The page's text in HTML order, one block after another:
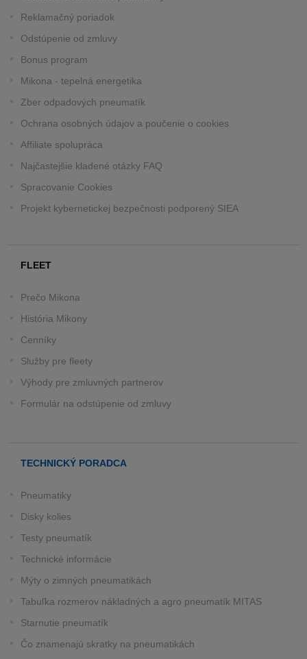
Reklamačný poriadok
Odstúpenie od zmluvy
Bonus program
Mikona - tepelná energetika
Zber odpadových pneumatík
Ochrana osobných údajov a poučenie o cookies
Affiliate spolupráca
Najčastejšie kladené otázky FAQ
Spracovanie Cookies
Projekt kybernetickej bezpečnosti podporený SIEA
FLEET
Prečo Mikona
História Mikony
Cenníky
Služby pre fleety
Výhody pre zmluvných partnerov
Formulár na odstúpenie od zmluvy
TECHNICKÝ PORADCA
Pneumatiky
Disky kolies
Testy pneumatík
Technické informácie
Mýty o zimných pneumatikách
Tabuľka rozmerov nákladných a agro pneumatík MITAS
Starnutie pneumatík
Čo znamenajú skratky na pneumatikách